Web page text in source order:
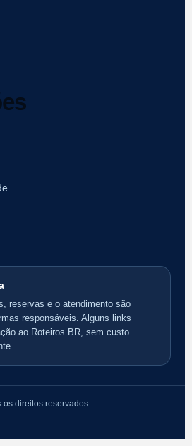
reservas e o atendimento são
responsáveis. Alguns links
ao Roteiros BR, sem custo
os direitos reservados.